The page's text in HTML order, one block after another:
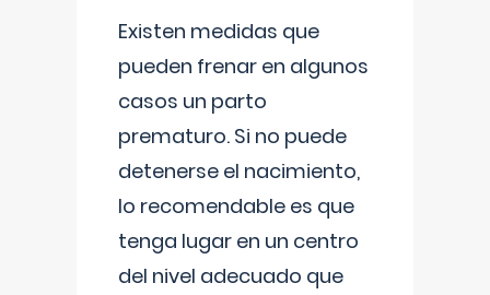
Existen medidas que
pueden frenar en algunos
casos un parto
prematuro. Si no puede
detenerse el nacimiento,
lo recomendable es que
tenga lugar en un centro
del nivel adecuado que